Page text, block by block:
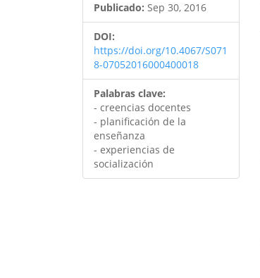
Publicado: Sep 30, 2016
DOI:
https://doi.org/10.4067/S071
8-07052016000400018
Palabras clave:
- creencias docentes
- planificación de la
enseñanza
- experiencias de
socialización